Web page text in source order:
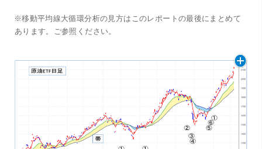
※移動平均線大循環分析の見方はこのレポートの最後にまとめて
あります。ご参照ください。